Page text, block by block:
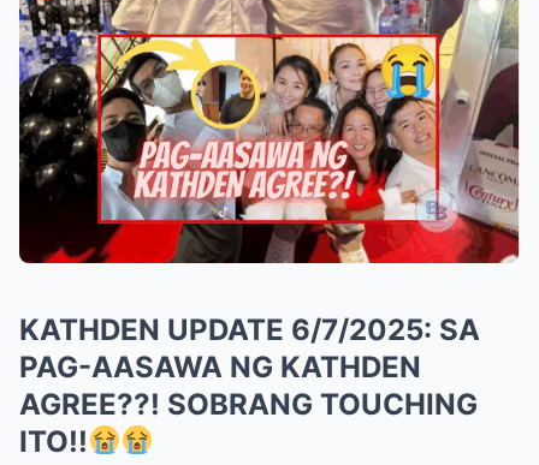
KATHDEN UPDATE 6/7/2025: SA
PAG-AASAWA NG KATHDEN
AGREE??! SOBRANG TOUCHING
ITO!!